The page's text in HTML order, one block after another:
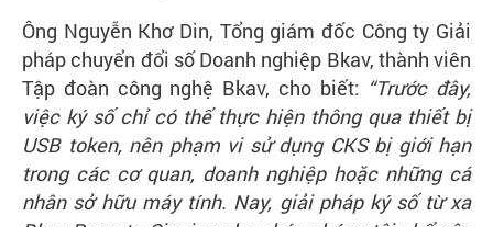
Ông Nguyễn Khơ Din, Tổng giám đốc Công ty Giải
pháp chuyển đổi số Doanh nghiệp Bkav, thành viên
Tập đoàn công nghệ Bkav, cho biết: “Trước đây,
việc ký số chỉ có thể thực hiện thông qua thiết bị
USB token, nên phạm vi sử dụng CKS bị giới hạn
trong các cơ quan, doanh nghiệp hoặc những cá
nhân sở hữu máy tính. Nay, giải pháp ký số từ xa